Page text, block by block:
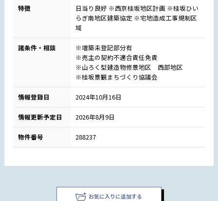
特徴
日当り良好 ※西京桂坂地区計画 ※桂坂ひい
らぎ南地区建築協定 ※宅地造成工事規制区
域
諸条件・相談
※増築未登記部分有
※売主の契約不適合責任免責
※山ろく型建造物修景地区 西部地区
※桂坂景観まちづくり協議会
情報登録日 2024年10月16日
情報更新予定日 2026年8月9日
物件番号 288237
お気に入りに追加する